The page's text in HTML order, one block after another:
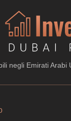
negli Emirati Arabi